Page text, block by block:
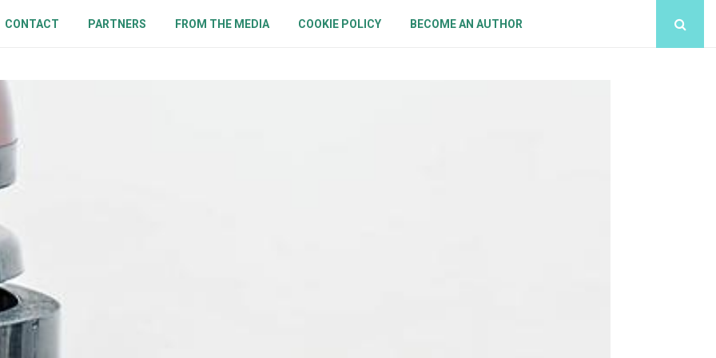
CONTACT PARTNERS FROM THE MEDIA COOKIE POLICY BECOME AN AUTHOR